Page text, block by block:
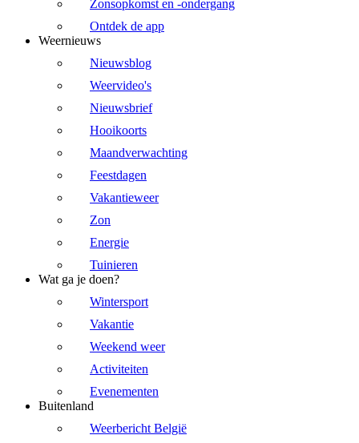
Zonsopkomst en -ondergang
Ontdek de app
Weernieuws
Nieuwsblog
Weervideo's
Nieuwsbrief
Hooikoorts
Maandverwachting
Feestdagen
Vakantieweer
Zon
Energie
Tuinieren
Wat ga je doen?
Wintersport
Vakantie
Weekend weer
Activiteiten
Evenementen
Buitenland
Weerbericht België